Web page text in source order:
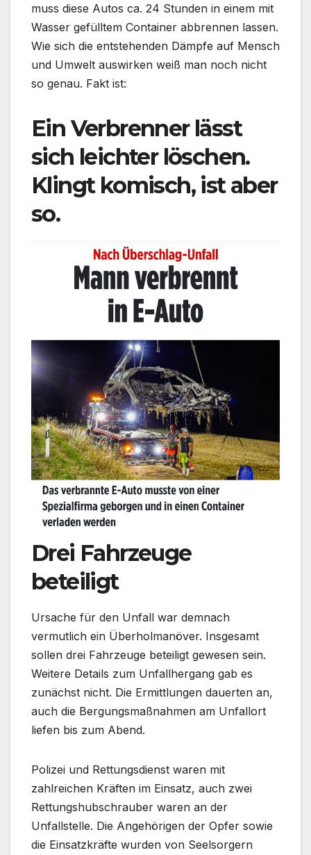
muss diese Autos ca. 24 Stunden in einem mit
Wasser gefülltem Container abbrennen lassen.
Wie sich die entstehenden Dämpfe auf Mensch
und Umwelt auswirken weiß man noch nicht
so genau. Fakt ist:
Ein Verbrenner lässt
sich leichter löschen.
Klingt komisch, ist aber
so.
Drei Fahrzeuge
beteiligt
Ursache für den Unfall war demnach
vermutlich ein Überholmanöver. Insgesamt
sollen drei Fahrzeuge beteiligt gewesen sein.
Weitere Details zum Unfallhergang gab es
zunächst nicht. Die Ermittlungen dauerten an,
auch die Bergungsmaßnahmen am Unfallort
liefen bis zum Abend.
Polizei und Rettungsdienst waren mit
zahlreichen Kräften im Einsatz, auch zwei
Rettungshubschrauber waren an der
Unfallstelle. Die Angehörigen der Opfer sowie
die Einsatzkräfte wurden von Seelsorgern